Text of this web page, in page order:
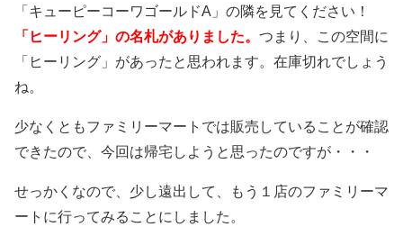
「キューピーコーワゴールドA」の隣を見てください！
「ヒーリング」の名札がありました。 つまり、この空間に
「ヒーリング」があったと思われます。在庫切れでしょう
ね。
少なくともファミリーマートでは販売していることが確認
できたので、今回は帰宅しようと思ったのですが・・・
せっかくなので、少し遠出して、もう１店のファミリーマ
ートに行ってみることにしました。